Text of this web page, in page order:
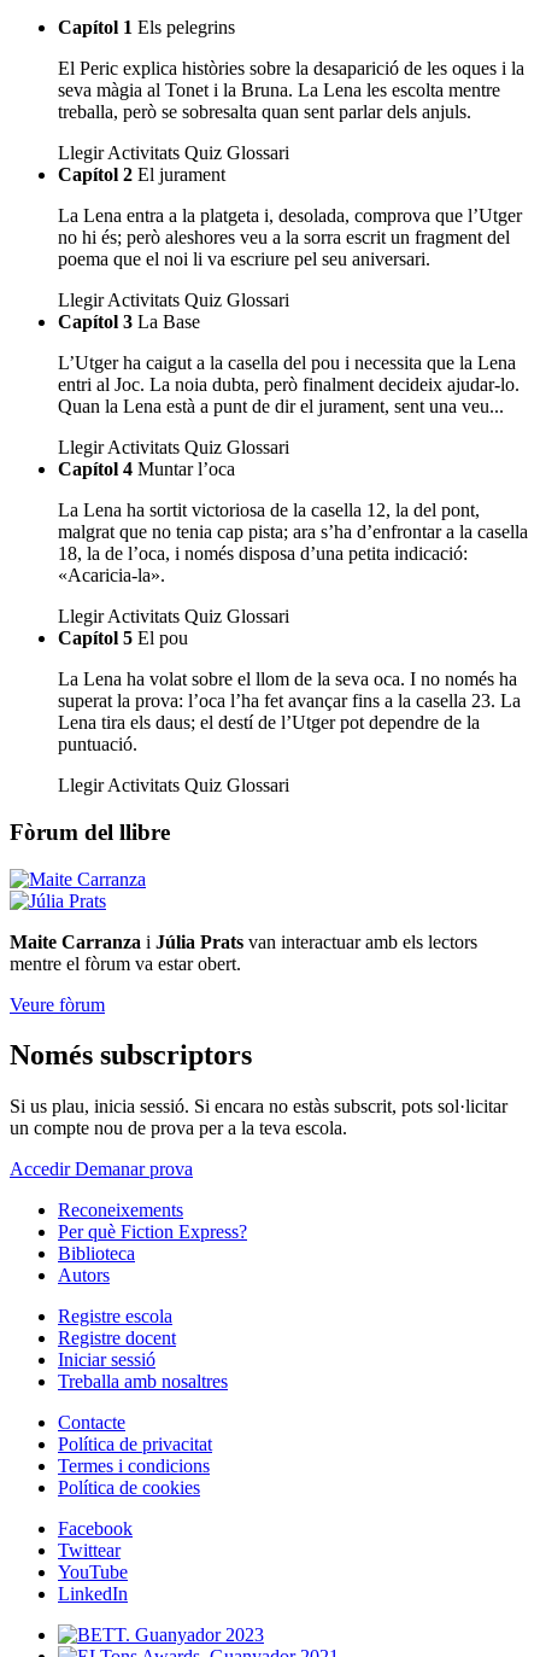
Capítol 1 Els pelegrins
El Peric explica històries sobre la desaparició de les oques i la
seva màgia al Tonet i la Bruna. La Lena les escolta mentre
treballa, però se sobresalta quan sent parlar dels anjuls.
Llegir Activitats Quiz Glossari
Capítol 2 El jurament
La Lena entra a la platgeta i, desolada, comprova que l’Utger
no hi és; però aleshores veu a la sorra escrit un fragment del
poema que el noi li va escriure pel seu aniversari.
Llegir Activitats Quiz Glossari
Capítol 3 La Base
L’Utger ha caigut a la casella del pou i necessita que la Lena
entri al Joc. La noia dubta, però finalment decideix ajudar-lo.
Quan la Lena està a punt de dir el jurament, sent una veu...
Llegir Activitats Quiz Glossari
Capítol 4 Muntar l’oca
La Lena ha sortit victoriosa de la casella 12, la del pont,
malgrat que no tenia cap pista; ara s’ha d’enfrontar a la casella
18, la de l’oca, i només disposa d’una petita indicació:
«Acaricia-la».
Llegir Activitats Quiz Glossari
Capítol 5 El pou
La Lena ha volat sobre el llom de la seva oca. I no només ha
superat la prova: l’oca l’ha fet avançar fins a la casella 23. La
Lena tira els daus; el destí de l’Utger pot dependre de la
puntuació.
Llegir Activitats Quiz Glossari
Fòrum del llibre
Maite Carranza i Júlia Prats van interactuar amb els lectors
mentre el fòrum va estar obert.
Veure fòrum
Només subscriptors
Si us plau, inicia sessió. Si encara no estàs subscrit, pots sol·licitar
un compte nou de prova per a la teva escola.
AccedirDemanar prova
Reconeixements
Per què Fiction Express?
Biblioteca
Autors
Registre escola
Registre docent
Iniciar sessió
Treballa amb nosaltres
Contacte
Política de privacitat
Termes i condicions
Política de cookies
Facebook
Twittear
YouTube
LinkedIn